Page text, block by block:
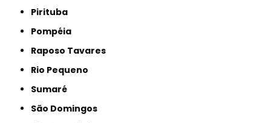
Pirituba
Pompéia
Raposo Tavares
Rio Pequeno
Sumaré
São Domingos